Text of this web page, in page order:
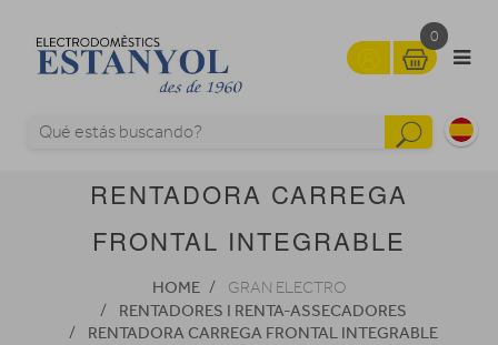
0
RENTADORA CARREGA
FRONTAL INTEGRABLE
HOME GRAN ELECTRO
RENTADORES I RENTA-ASSECADORES
RENTADORA CARREGA FRONTAL INTEGRABLE